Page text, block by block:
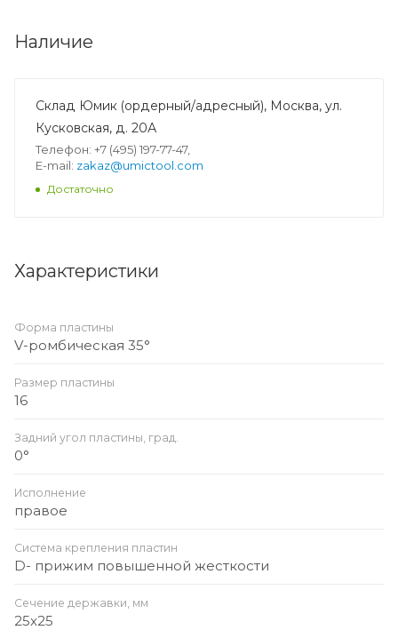
Наличие
Склад Юмик (ордерный/адресный), Москва, ул.
Кусковская, д. 20А
Телефон: +7 (495) 197-77-47,
E-mail: zakaz@umictool.com
Достаточно
Характеристики
Форма пластины
V-ромбическая 35°
Размер пластины
16
Задний угол пластины, град.
0°
Исполнение
правое
Система крепления пластин
D- прижим повышенной жесткости
Сечение державки, мм
25x25